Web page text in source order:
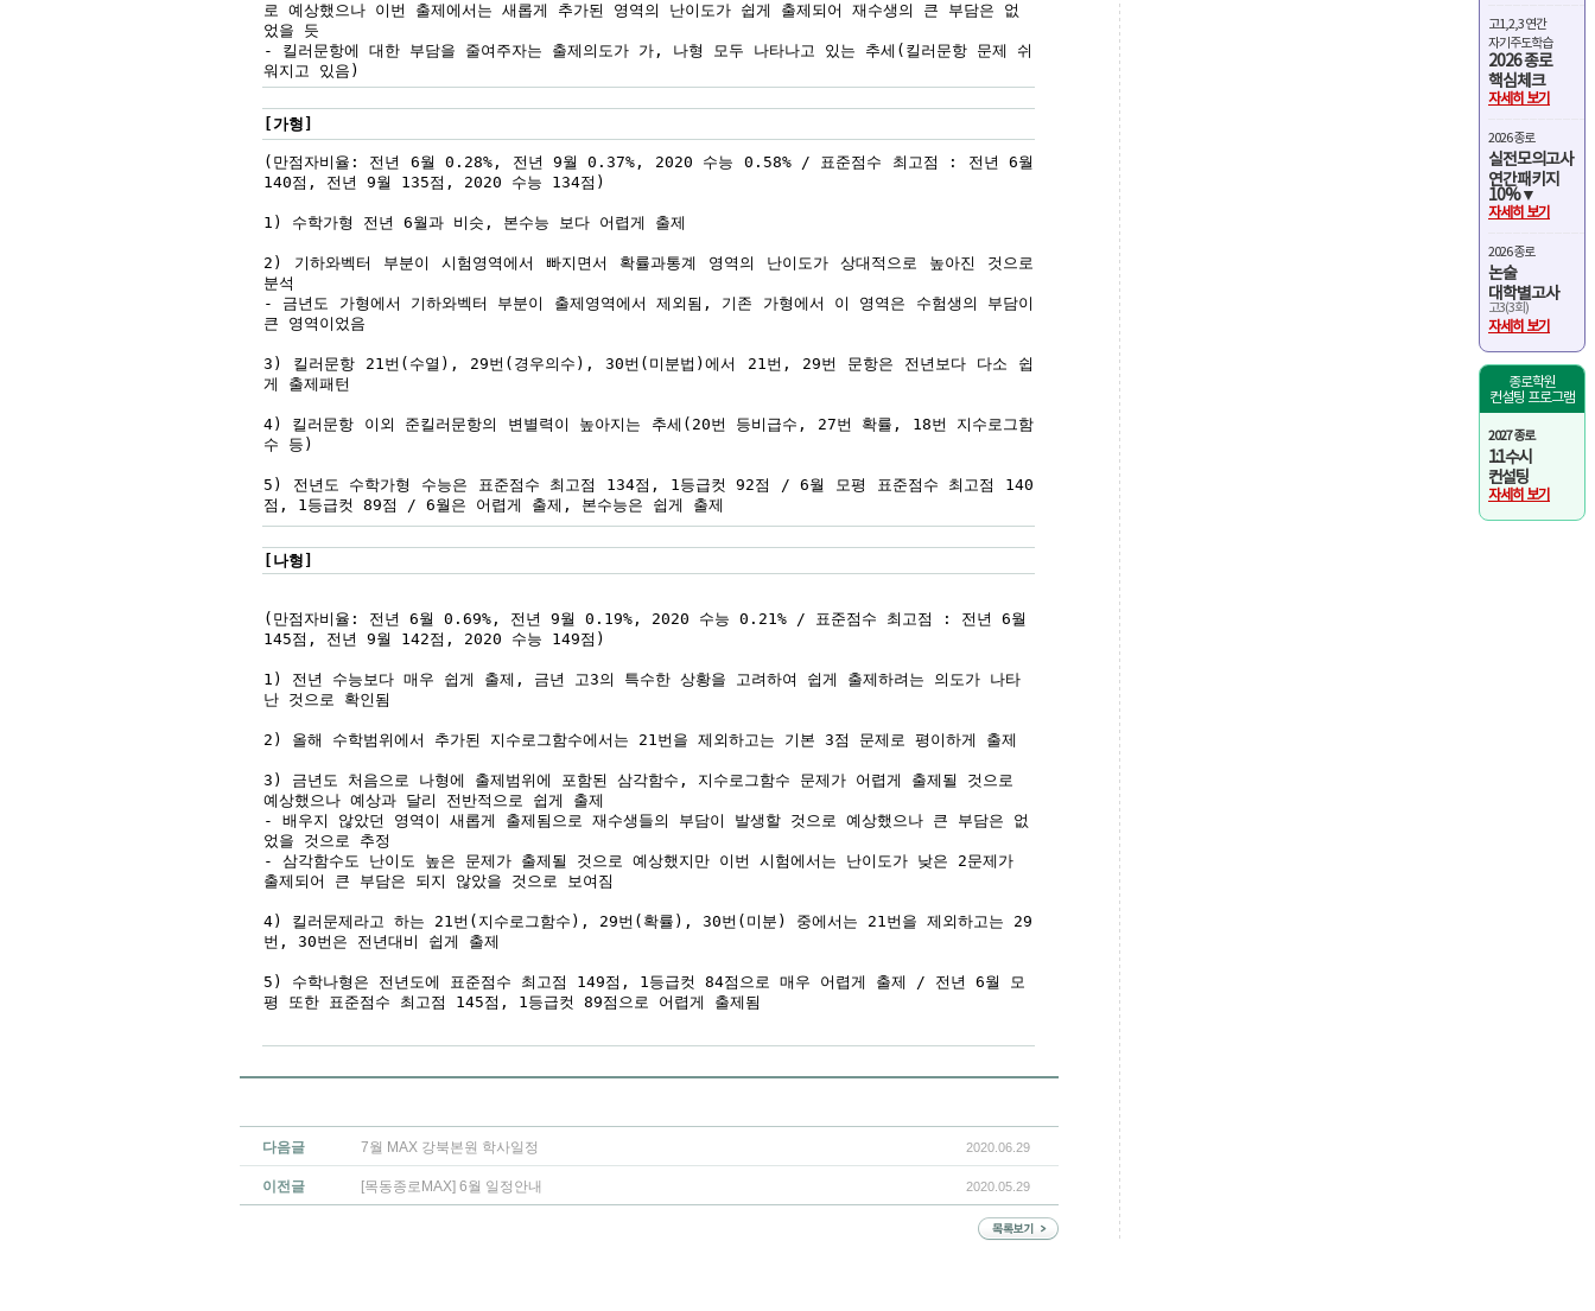
고1,2,3 연간
자기주도학습
2026 종로
핵심체크
자세히 보기
2026 종로
실전모의고사
연간패키지
10%▼
자세히 보기
2026 종로
논술
대학별고사
고3(3회)
자세히 보기
종로학원
컨설팅 프로그램
2027 종로
1:1 수시
컨설팅
자세히 보기
로 예상했으나 이번 출제에서는 새롭게 추가된 영역의 난이도가 쉽게 출제되어 재수생의 큰 부담은 없
었을 듯
- 킬러문항에 대한 부담을 줄여주자는 출제의도가 가, 나형 모두 나타나고 있는 추세(킬러문항 문제 쉬
워지고 있음)
[가형]
(만점자비율: 전년 6월 0.28%, 전년 9월 0.37%, 2020 수능 0.58% / 표준점수 최고점 : 전년 6월
140점, 전년 9월 135점, 2020 수능 134점)
1) 수학가형 전년 6월과 비슷, 본수능 보다 어렵게 출제
2) 기하와벡터 부분이 시험영역에서 빠지면서 확률과통계 영역의 난이도가 상대적으로 높아진 것으로
분석
- 금년도 가형에서 기하와벡터 부분이 출제영역에서 제외됨, 기존 가형에서 이 영역은 수험생의 부담이
큰 영역이었음
3) 킬러문항 21번(수열), 29번(경우의수), 30번(미분법)에서 21번, 29번 문항은 전년보다 다소 쉽
게 출제패턴
4) 킬러문항 이외 준킬러문항의 변별력이 높아지는 추세(20번 등비급수, 27번 확률, 18번 지수로그함
수 등)
5) 전년도 수학가형 수능은 표준점수 최고점 134점, 1등급컷 92점 / 6월 모평 표준점수 최고점 140
점, 1등급컷 89점 / 6월은 어렵게 출제, 본수능은 쉽게 출제
[나형]
(만점자비율: 전년 6월 0.69%, 전년 9월 0.19%, 2020 수능 0.21% / 표준점수 최고점 : 전년 6월
145점, 전년 9월 142점, 2020 수능 149점)
1) 전년 수능보다 매우 쉽게 출제, 금년 고3의 특수한 상황을 고려하여 쉽게 출제하려는 의도가 나타
난 것으로 확인됨
2) 올해 수학범위에서 추가된 지수로그함수에서는 21번을 제외하고는 기본 3점 문제로 평이하게 출제
3) 금년도 처음으로 나형에 출제범위에 포함된 삼각함수, 지수로그함수 문제가 어렵게 출제될 것으로
예상했으나 예상과 달리 전반적으로 쉽게 출제
- 배우지 않았던 영역이 새롭게 출제됨으로 재수생들의 부담이 발생할 것으로 예상했으나 큰 부담은 없
었을 것으로 추정
- 삼각함수도 난이도 높은 문제가 출제될 것으로 예상했지만 이번 시험에서는 난이도가 낮은 2문제가
출제되어 큰 부담은 되지 않았을 것으로 보여짐
4) 킬러문제라고 하는 21번(지수로그함수), 29번(확률), 30번(미분) 중에서는 21번을 제외하고는 29
번, 30번은 전년대비 쉽게 출제
5) 수학나형은 전년도에 표준점수 최고점 149점, 1등급컷 84점으로 매우 어렵게 출제 / 전년 6월 모
평 또한 표준점수 최고점 145점, 1등급컷 89점으로 어렵게 출제됨
다음글 7월 MAX 강북본원 학사일정 2020.06.29
이전글 [목동종로MAX] 6월 일정안내 2020.05.29